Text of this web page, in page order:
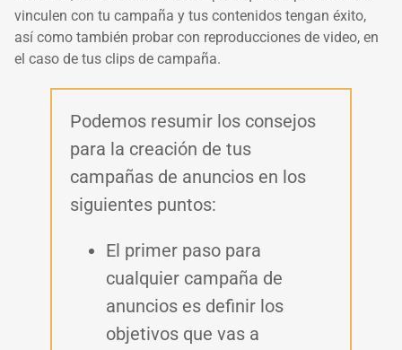
vinculen con tu campaña y tus contenidos tengan éxito,
así como también probar con reproducciones de video, en
el caso de tus clips de campaña.
Podemos resumir los consejos
para la creación de tus
campañas de anuncios en los
siguientes puntos:
El primer paso para
cualquier campaña de
anuncios es definir los
objetivos que vas a